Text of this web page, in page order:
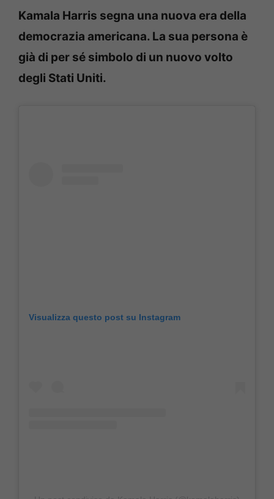
Kamala Harris segna una nuova era della
democrazia americana. La sua persona è
già di per sé simbolo di un nuovo volto
degli Stati Uniti.
Visualizza questo post su Instagram